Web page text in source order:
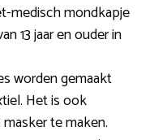
medisch mondkapje
13 jaar en ouder in
worden gemaakt
Het is ook
te maken.